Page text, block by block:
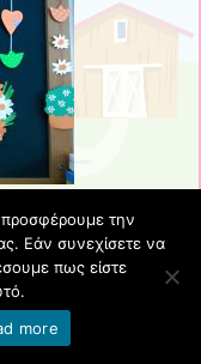
την
Εάν συνεχίσετε να
πως είστε
more